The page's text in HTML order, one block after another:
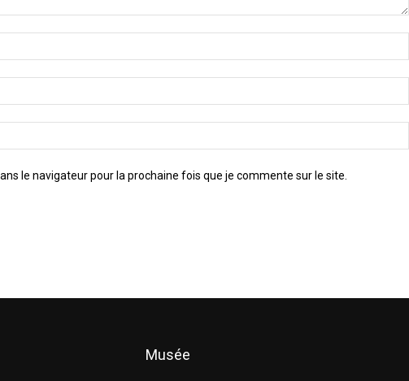
le navigateur pour la prochaine fois que je commente sur le site.
Musée